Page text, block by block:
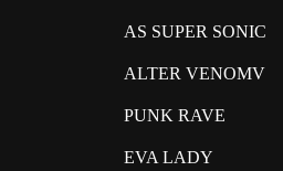
AS SUPER SONIC
ALTER VENOMV
PUNK RAVE
EVA LADY